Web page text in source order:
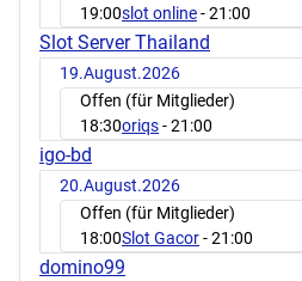
19:00slot online- 21:00
Slot Server Thailand
19.August.2026
Offen (für Mitglieder)
18:30oriqs- 21:00
igo-bd
20.August.2026
Offen (für Mitglieder)
18:00Slot Gacor- 21:00
domino99